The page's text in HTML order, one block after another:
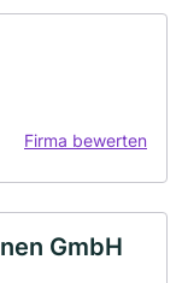
Firma bewerten
GmbH